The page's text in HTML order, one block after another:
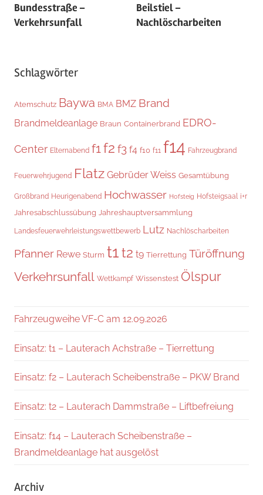
Bundesstraße –
Verkehrsunfall
Beilstiel –
Nachlöscharbeiten
Schlagwörter
Atemschutz Baywa BMA BMZ Brand
Brandmeldeanlage Braun Containerbrand EDRO-
Center Elternabend f1f2 f3 f4 f10 f11 f14 Fahrzeugbrand
Feuerwehrjugend Flatz Gebrüder Weiss Gesamtübung
Großbrand Heurigenabend Hochwasser Hofsteig Hofsteigsaal i+r
Jahresabschlussübung Jahreshauptversammlung
Landesfeuerwehrleistungswettbewerb Lutz Nachlöscharbeiten
Pfanner Rewe Sturm t1t2 t9 Tierrettung Türöffnung
Verkehrsunfall Wettkampf Wissenstest Ölspur
Fahrzeugweihe VF-C am 12.09.2026
Einsatz: t1 – Lauterach Achstraße – Tierrettung
Einsatz: f2 – Lauterach Scheibenstraße – PKW Brand
Einsatz: t2 – Lauterach Dammstraße – Liftbefreiung
Einsatz: f14 – Lauterach Scheibenstraße –
Brandmeldeanlage hat ausgelöst
Archiv